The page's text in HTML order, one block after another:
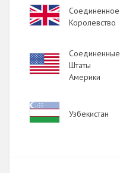
Image
Соединенное
Королевство
Image
Соединенные
Штаты
Америки
Image
Узбекистан